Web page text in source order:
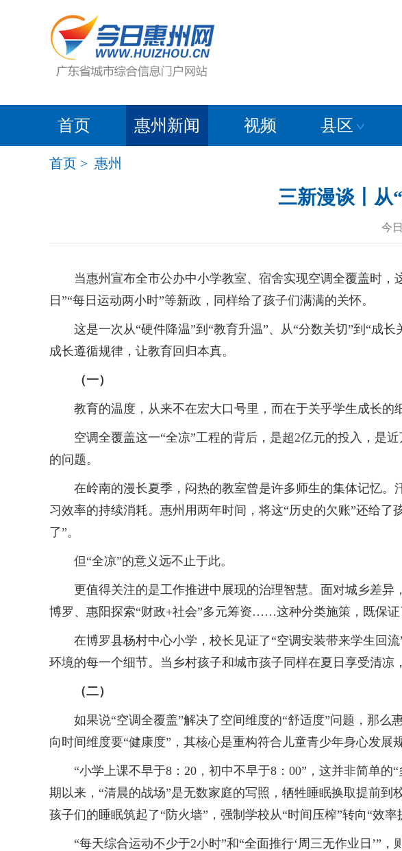
首页 惠州新闻 视频 县区
首页 > 惠州
三新漫谈丨从
今
当惠州宣布全市公办中小学教室、宿舍实现空调全覆盖时，
日”“每日运动两小时”等新政，同样给了孩子们满满的关怀。
这是一次从“硬件降温”到“教育升温”、从“分数关切”到“成长
成长遵循规律，让教育回归本真。
（一）
教育的温度，从来不在宏大口号里，而在于关乎学生成长的
空调全覆盖这一“全凉”工程的背后，是超2亿元的投入，是
的问题。
在岭南的漫长夏季，闷热的教室曾是许多师生的集体记忆。
习效率的持续消耗。惠州用两年时间，将这“历史的欠账”还给
了”。
但“全凉”的意义远不止于此。
更值得关注的是工作推进中展现的治理智慧。面对城乡差异
博罗、惠阳探索“财政+社会”多元筹资……这种分类施策，既保证
在博罗县杨村中心小学，校长见证了“空调安装带来学生回流
环境的每一个细节。当乡村孩子和城市孩子同样在夏日享受清凉
（二）
如果说“空调全覆盖”解决了空间维度的“舒适度”问题，那么
向时间维度要“健康度”，其核心是重构符合儿童青少年身心发展
“小学上课不早于8：20，初中不早于8：00”，这并非简单的
期以来，“清晨的战场”是无数家庭的写照，牺牲睡眠换取提前
孩子们的睡眠筑起了“防火墙”，强制学校从“时间压榨”转向“效率
“每天综合运动不少于2小时”和“全面推行‘周三无作业日’”，